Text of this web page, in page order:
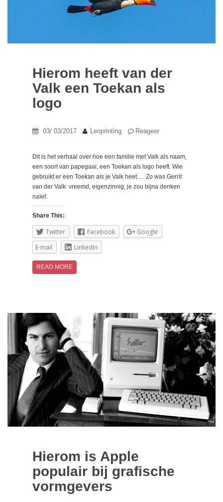
Hierom heeft van der
Valk een Toekan als
logo
03/ 03/2017 Leoprinting Reageer
Dit is het verhaal over hoe een familie met Valk als naam,
een soort van papegaai, een Toekan als logo heeft. Wie
gebruikt er een Toekan als je Valk heet.... Zo was Gerrit
van der Valk: vreemd, eigenzinnig, je zou bijna denken
naïef.
Share This:
Twitter Facebook
Google
E-mail
LinkedIn
READ MORE
Hierom is Apple
populair bij grafische
vormgevers